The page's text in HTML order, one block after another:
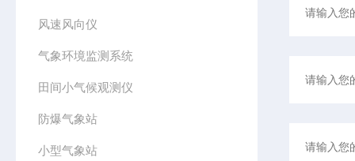
风速风向仪
气象环境监测系统
田间小气候观测仪
防爆气象站
小型气象站